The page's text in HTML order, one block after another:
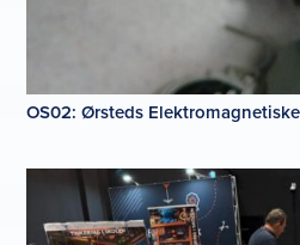
OS02: Ørsteds